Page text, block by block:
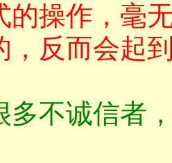
的操作，毫
，反而会起
多不诚信者